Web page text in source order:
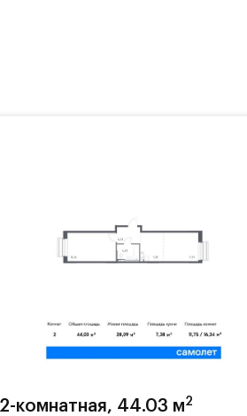
и школу. Также для
парковки.
2-комнатная, 44.03 м2